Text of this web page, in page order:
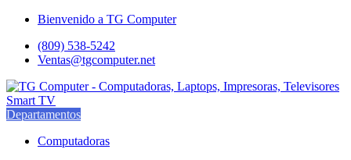
Saltar
navegación
saltar
contenido
Bienvenido a TG Computer
(809) 538-5242
Ventas@tgcomputer.net
Departamentos
Computadoras